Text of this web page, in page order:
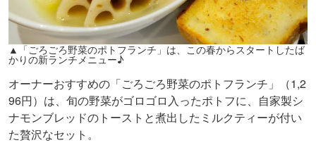
▲「ごろごろ野菜のポトフランチ」は、この春からスタートしたば
かりの新ランチメニュー♪
オーナーおすすめの「ごろごろ野菜のポトフランチ」（1,2
96円）は、旬の野菜がゴロゴロ入ったポトフに、自家製シ
ナモンブレッドのトーストと煮出したミルクティーが付い
た贅沢なセット。